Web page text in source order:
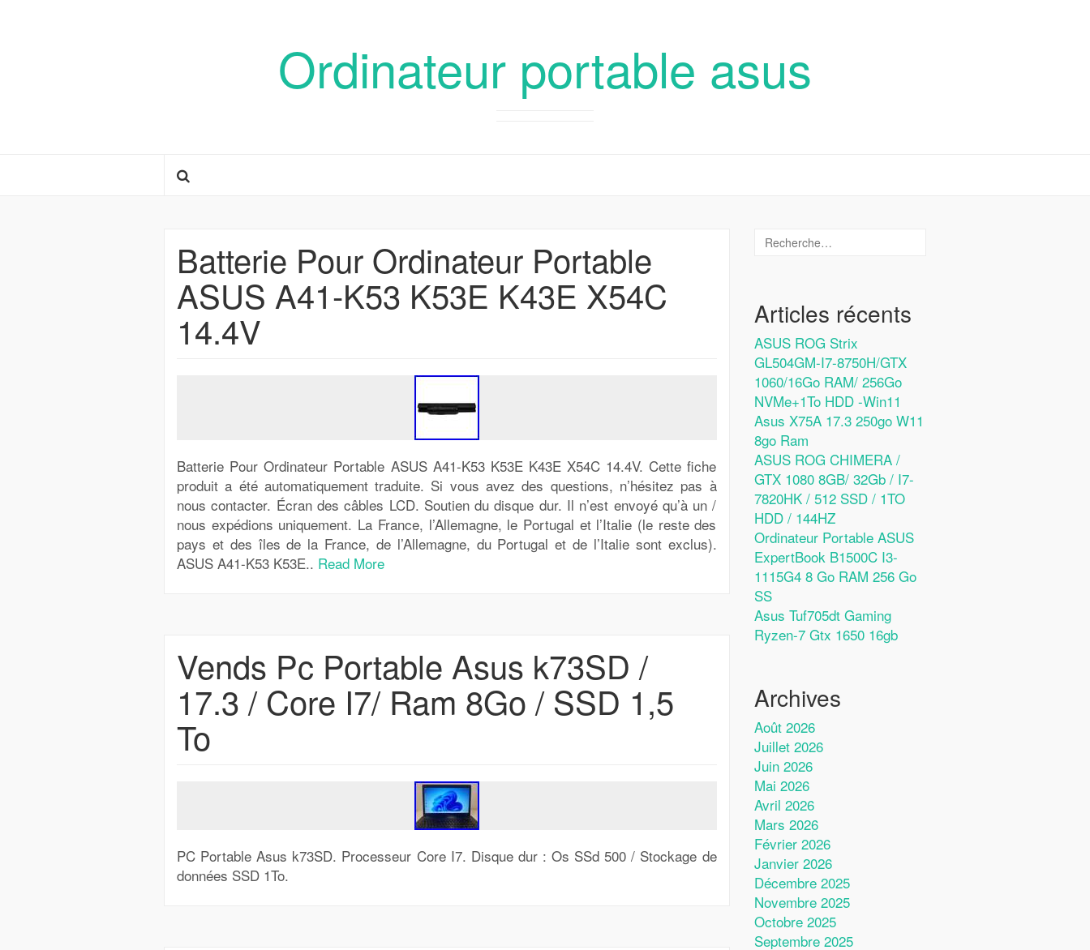
Ordinateur portable asus
Batterie Pour Ordinateur Portable
ASUS A41-K53 K53E K43E X54C
14.4V
Batterie Pour Ordinateur Portable ASUS A41-K53 K53E K43E X54C 14.4V. Cette fiche
produit a été automatiquement traduite. Si vous avez des questions, n’hésitez pas à
nous contacter. Écran des câbles LCD. Soutien du disque dur. Il n’est envoyé qu’à un /
nous expédions uniquement. La France, l’Allemagne, le Portugal et l’Italie (le reste des
pays et des îles de la France, de l’Allemagne, du Portugal et de l’Italie sont exclus).
ASUS A41-K53 K53E.. Read More
Vends Pc Portable Asus k73SD /
17.3 / Core I7/ Ram 8Go / SSD 1,5
To
PC Portable Asus k73SD. Processeur Core I7. Disque dur : Os SSd 500 / Stockage de
données SSD 1To.
Articles récents
ASUS ROG Strix
GL504GM-I7-8750H/GTX
1060/16Go RAM/ 256Go
NVMe+1To HDD -Win11
Asus X75A 17.3 250go W11
8go Ram
ASUS ROG CHIMERA /
GTX 1080 8GB/ 32Gb / I7-
7820HK / 512 SSD / 1TO
HDD / 144HZ
Ordinateur Portable ASUS
ExpertBook B1500C I3-
1115G4 8 Go RAM 256 Go
SS
Asus Tuf705dt Gaming
Ryzen-7 Gtx 1650 16gb
Archives
Août 2026
Juillet 2026
Juin 2026
Mai 2026
Avril 2026
Mars 2026
Février 2026
Janvier 2026
Décembre 2025
Novembre 2025
Octobre 2025
Septembre 2025